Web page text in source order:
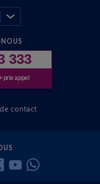
333
prix appel
contact